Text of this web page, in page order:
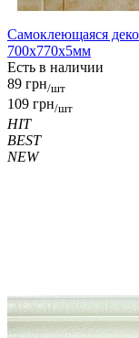
Самоклеющаяся
700x770x5мм
Есть в наличии
89 грн/шт
109 грн/шт
HIT
BEST
NEW